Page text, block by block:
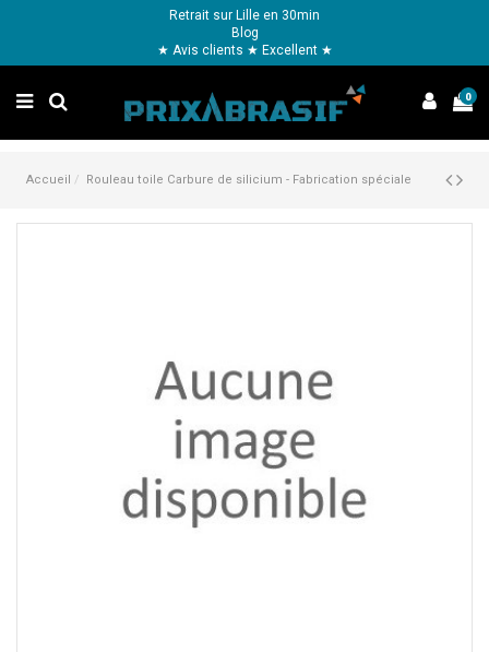
Retrait sur Lille en 30min
Blog
★ Avis clients ★ Excellent ★
0
Accueil Rouleau toile Carbure de silicium - Fabrication spéciale